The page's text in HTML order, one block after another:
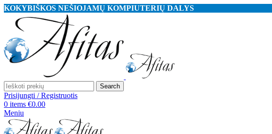
KOKYBIŠKOS NEŠIOJAMŲ KOMPIUTERIŲ DALYS
Search
Prisijungti / Registruotis
0 items €0.00
Meniu